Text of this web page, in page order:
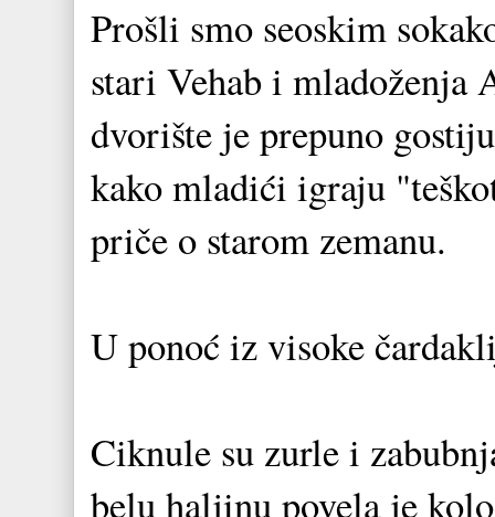
Prošli smo seoskim
stari Vehab i mladoženja
dvorište je prepuno
kako mladići igraju
priče o starom zemanu.
U ponoć iz visoke
Ciknule su zurle i
belu haljinu povela je